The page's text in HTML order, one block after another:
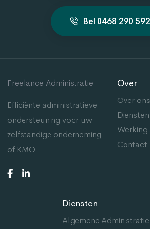
Bel 0468 290 592
Freelance Administratie
Efficiënte administratieve
ondersteuning voor uw
zelfstandige onderneming
of KMO
Over
Over ons
Diensten
Werking
Contact
Diensten
Algemene Administratie